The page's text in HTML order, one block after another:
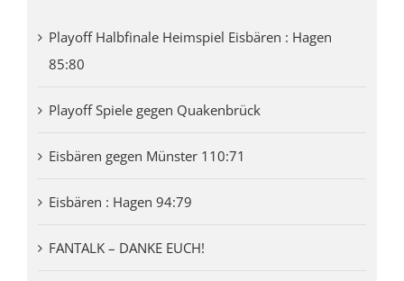
Playoff Halbfinale Heimspiel Eisbären : Hagen
85:80
Playoff Spiele gegen Quakenbrück
Eisbären gegen Münster 110:71
Eisbären : Hagen 94:79
FANTALK – DANKE EUCH!